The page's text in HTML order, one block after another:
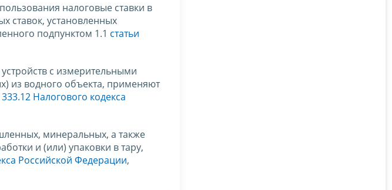
налоговые ставки в
ставок, установленных
подпунктом 1.1 статьи
с измерительными
из водного объекта, применяют
333.12 Налогового кодекса
минеральных, а также
и (или) упаковки в тару,
Российской Федерации,